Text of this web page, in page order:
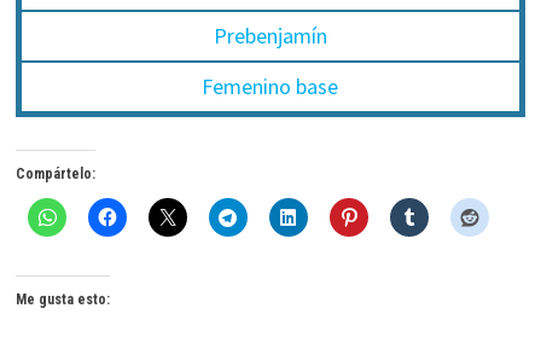
Prebenjamín
Femenino base
Compártelo:
Me gusta esto: